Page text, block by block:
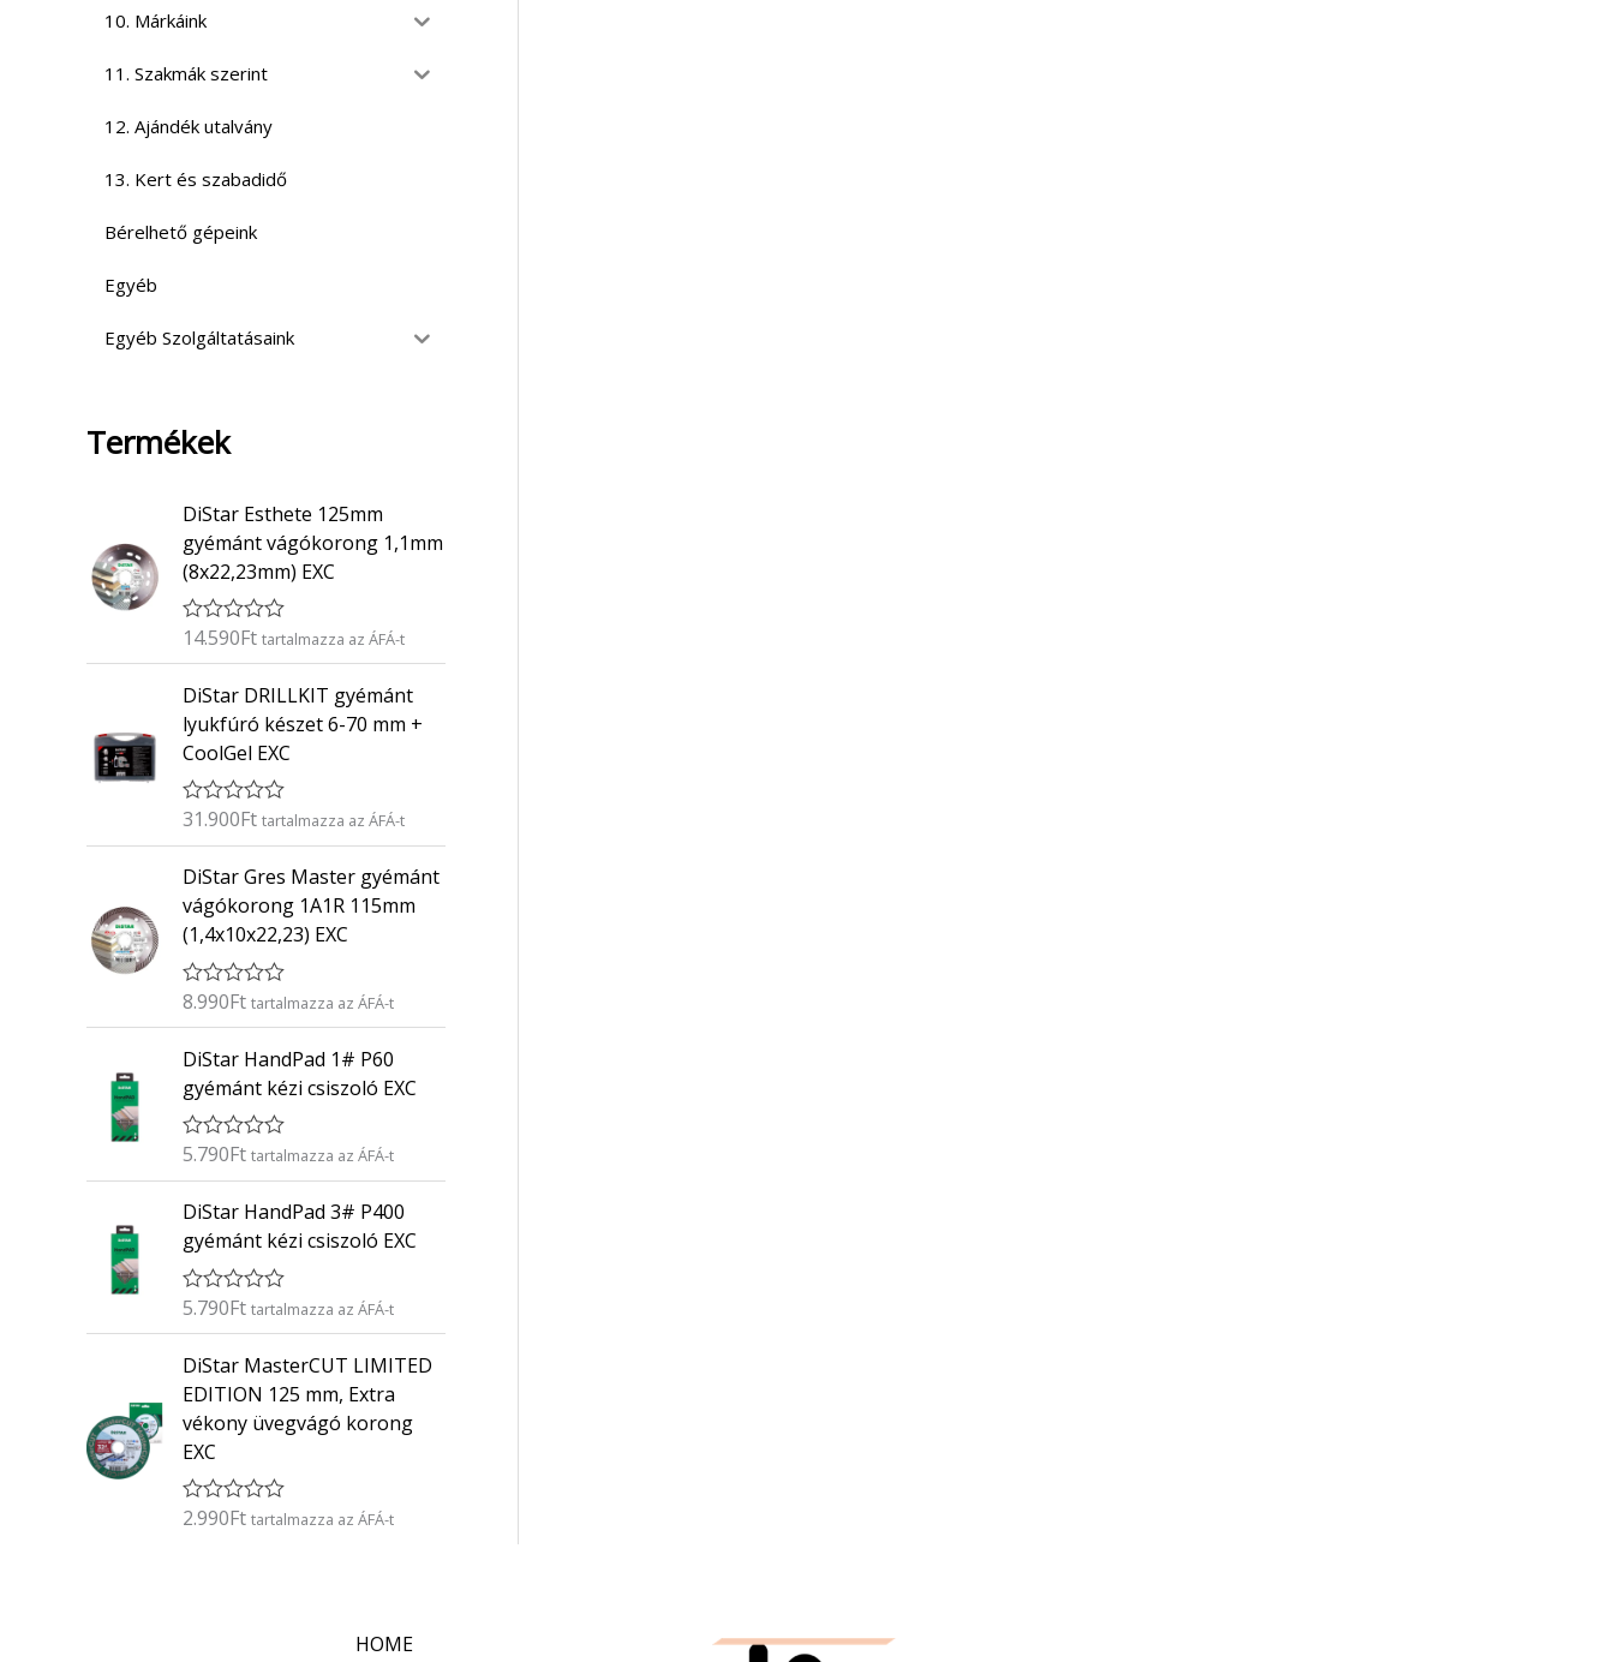
10. Márkáink
11. Szakmák szerint
12. Ajándék utalvány
13. Kert és szabadidő
Bérelhető gépeink
Egyéb
Egyéb Szolgáltatásaink
Termékek
DiStar Esthete 125mm
gyémánt vágókorong 1,1mm
(8x22,23mm) EXC
É
é
k
e
l
s
:
0
/
5
14.590Ft tartalmazza az ÁFÁ-t
DiStar DRILLKIT gyémánt
lyukfúró készet 6-70 mm +
CoolGel EXC
É
é
e
l
s
:
0
/
5
31.900Ft tartalmazza az ÁFÁ-t
DiStar Gres Master gyémánt
vágókorong 1A1R 115mm
(1,4x10x22,23) EXC
É
é
e
é
s
/
8.990Ft tartalmazza az ÁFÁ-t
DiStar HandPad 1# P60
gyémánt kézi csiszoló EXC
É
é
e
é
s
/
5
5.790Ft tartalmazza az ÁFÁ-t
DiStar HandPad 3# P400
gyémánt kézi csiszoló EXC
É
é
k
e
l
é
s
0
/
5.790Ft tartalmazza az ÁFÁ-t
DiStar MasterCUT LIMITED
EDITION 125 mm, Extra
vékony üvegvágó korong
EXC
É
2.990Ft tartalmazza az ÁFÁ-t
HOME